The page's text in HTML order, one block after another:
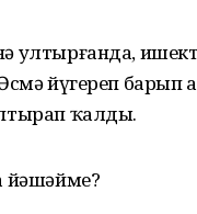
ултырғанда,
йүгереп
ҡалды.
йәшәйме?